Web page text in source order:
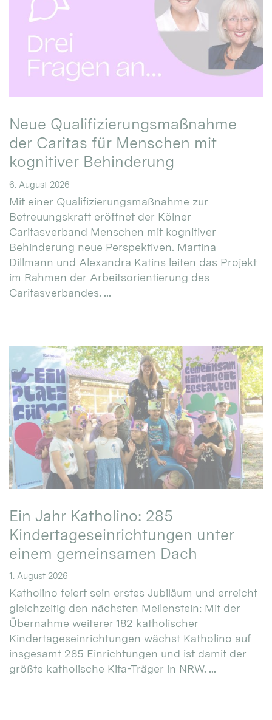
Neue Qualifizierungsmaßnahme
der Caritas für Menschen mit
kognitiver Behinderung
6. August 2026
Mit einer Qualifizierungsmaßnahme zur
Betreuungskraft eröffnet der Kölner
Caritasverband Menschen mit kognitiver
Behinderung neue Perspektiven. Martina
Dillmann und Alexandra Katins leiten das Projekt
im Rahmen der Arbeitsorientierung des
Caritasverbandes. ...
Ein Jahr Katholino: 285
Kindertageseinrichtungen unter
einem gemeinsamen Dach
1. August 2026
Katholino feiert sein erstes Jubiläum und erreicht
gleichzeitig den nächsten Meilenstein: Mit der
Übernahme weiterer 182 katholischer
Kindertageseinrichtungen wächst Katholino auf
insgesamt 285 Einrichtungen und ist damit der
größte katholische Kita-Träger in NRW. ...